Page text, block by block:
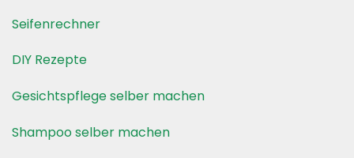
Seifenrechner
DIY Rezepte
Gesichtspflege selber machen
Shampoo selber machen